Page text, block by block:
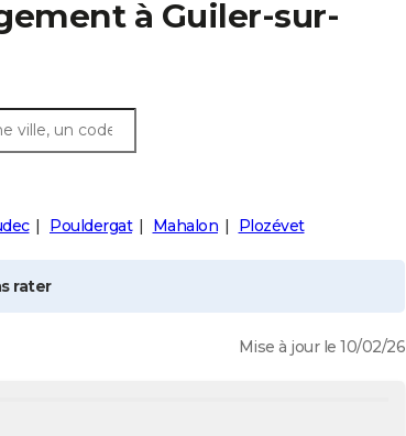
à Guiler-sur-
Pouldergat Mahalon Plozévet
rater
Mise à jour le 10/02/26